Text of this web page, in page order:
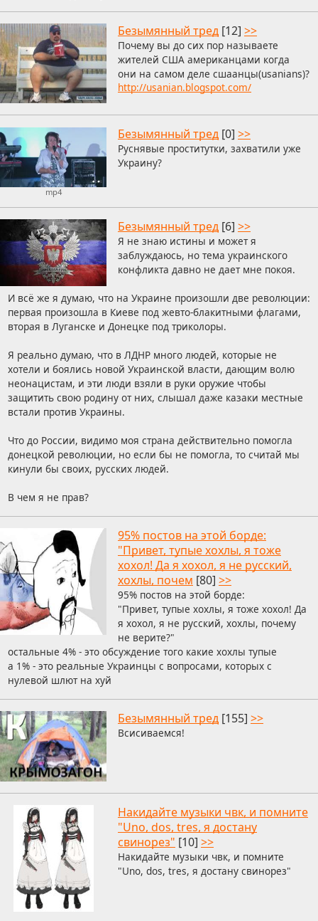
Безымянный тред [12] >>
Почему вы до сих пор называете
жителей США американцами когда
они на самом деле сшаанцы(usanians)?
http://usanian.blogspot.com/
mp4
Безымянный тред [0] >>
Руснявые проститутки, захватили уже
Украину?
Безымянный тред [6] >>
Я не знаю истины и может я
заблуждаюсь, но тема украинского
конфликта давно не дает мне покоя.
И всё же я думаю, что на Украине произошли две революции:
первая произошла в Киеве под жевто-блакитными флагами,
вторая в Луганске и Донецке под триколоры.
Я реально думаю, что в ЛДНР много людей, которые не
хотели и боялись новой Украинской власти, дающим волю
неонацистам, и эти люди взяли в руки оружие чтобы
защитить свою родину от них, слышал даже казаки местные
встали против Украины.
Что до России, видимо моя страна действительно помогла
донецкой революции, но если бы не помогла, то считай мы
кинули бы своих, русских людей.
В чем я не прав?
95% постов на этой борде:
"Привет, тупые хохлы, я тоже
хохол! Да я хохол, я не русский,
хохлы, почем [80] >>
95% постов на этой борде:
"Привет, тупые хохлы, я тоже хохол! Да
я хохол, я не русский, хохлы, почему
не верите?"
остальные 4% - это обсуждение того какие хохлы тупые
а 1% - это реальные Украинцы с вопросами, которых с
нулевой шлют на хуй
Безымянный тред [155] >>
Всисиваемся!
Накидайте музыки чвк, и помните
"Uno, dos, tres, я достану
свинорез" [10] >>
Накидайте музыки чвк, и помните
"Uno, dos, tres, я достану свинорез"